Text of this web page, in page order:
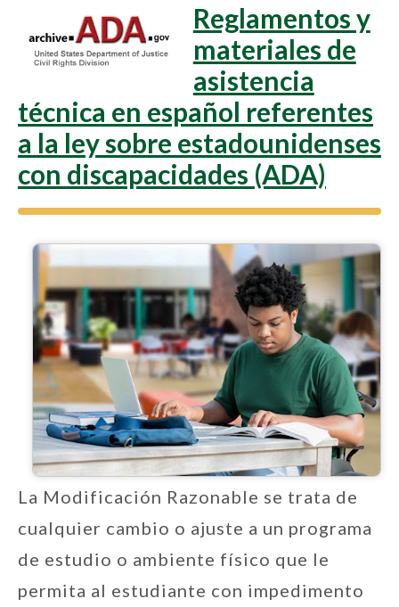
Reglamentos y
materiales de
asistencia
técnica en español referentes
a la ley sobre estadounidenses
con discapacidades (ADA)
La Modificación Razonable se trata de
cualquier cambio o ajuste a un programa
de estudio o ambiente físico que le
permita al estudiante con impedimento